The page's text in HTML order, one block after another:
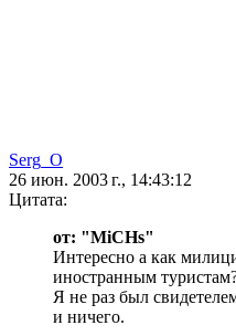
Serg_O
26 июн. 2003 г., 14:43:12
Цитата:
от: "MiCHs"
Интересно а как
иностранным
Я не раз был
и ничего.